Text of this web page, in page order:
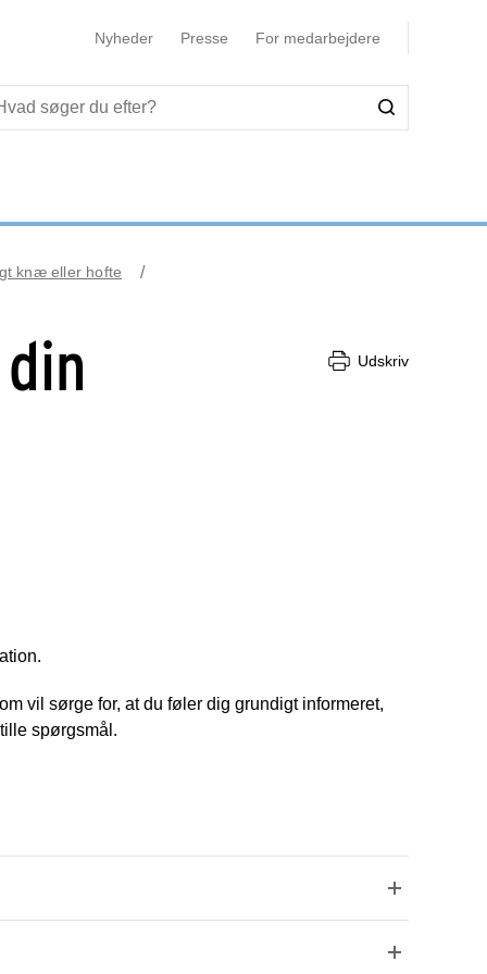
Nyheder Presse For medarbejdere
knæ eller hofte
Udskriv
vil sørge for, at du føler dig grundigt informeret,
spørgsmål.